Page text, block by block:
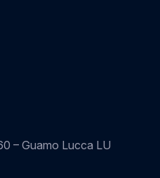
– Guamo Lucca LU